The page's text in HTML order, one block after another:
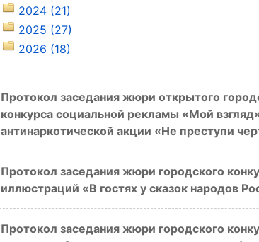
2024 (21)
2025 (27)
2026 (18)
Протокол заседания жюри открытого
конкурса социальной рекламы «Мой
антинаркотической акции «Не преступи
Протокол заседания жюри городского
иллюстраций «В гостях у сказок народов
Протокол заседания жюри городского